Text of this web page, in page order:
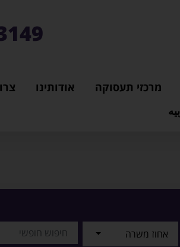
מרכזי תעסוקה אודותינו
אחוז משרה